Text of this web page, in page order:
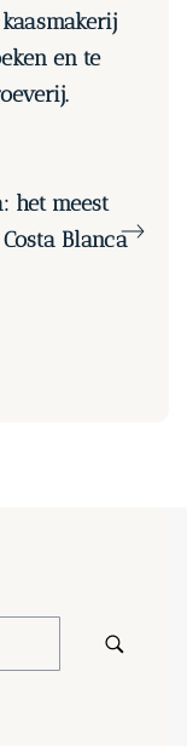
en te
het meest
Blanca